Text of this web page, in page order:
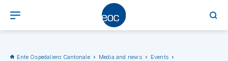
Ente Ospedaliero Cantonale Media and news
Events